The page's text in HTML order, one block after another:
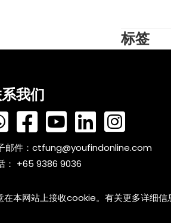
标签
我们
邮件： ctfung@youfindonline.com
： +65 9386 9036
本网站上接收cookie。有关更多详细信